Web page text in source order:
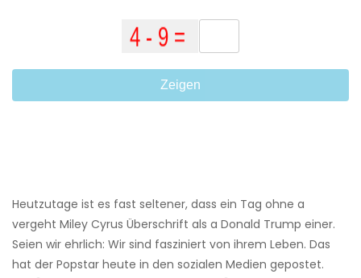
Zeigen
Heutzutage ist es fast seltener, dass ein Tag ohne a
vergeht Miley Cyrus Überschrift als a Donald Trump einer.
Seien wir ehrlich: Wir sind fasziniert von ihrem Leben. Das
hat der Popstar heute in den sozialen Medien gepostet.